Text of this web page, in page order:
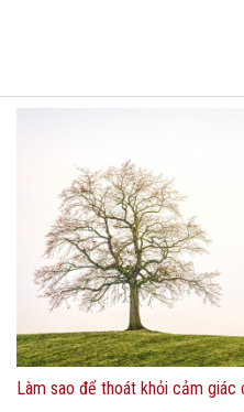
Làm sao để thoát khỏi cảm giác